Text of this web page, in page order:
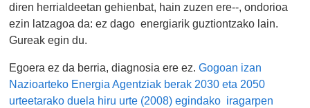
diren herrialdeetan gehienbat, hain zuzen ere--, ondorioa
ezin latzagoa da: ez dago energiarik guztiontzako lain.
Gureak egin du.
Egoera ez da berria, diagnosia ere ez.Gogoan izan
Nazioarteko Energia Agentziak berak 2030 eta 2050
urteetarako duela hiru urte (2008) egindako iragarpen